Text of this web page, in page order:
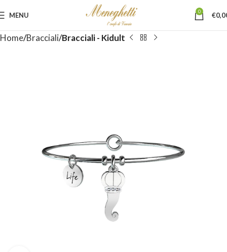
MENU 0 €
Home Bracciali Bracciali - Kidult